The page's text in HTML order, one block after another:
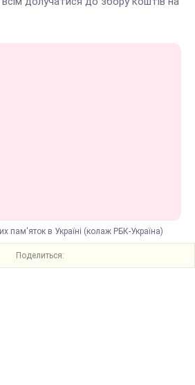
пам'яток в Україні (колаж РБК-Україна)
Поделиться: